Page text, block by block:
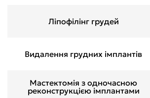
Ліпофілінг грудей
Видалення грудних імплантів
Мастектомія з одночасною
реконструкцією імплантами